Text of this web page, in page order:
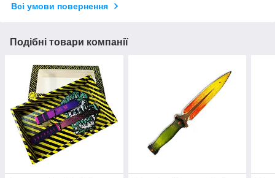
Всі умови повернення
Подібні товари компанії